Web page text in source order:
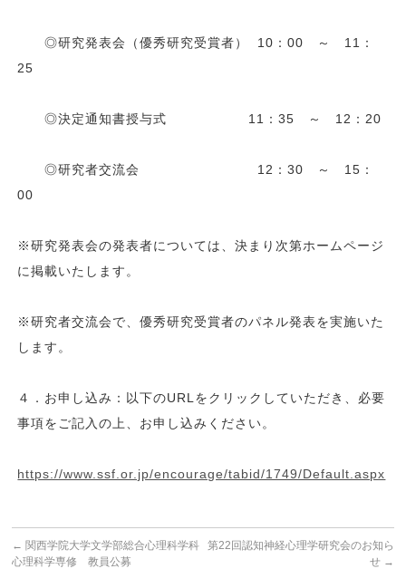
◎研究発表会（優秀研究受賞者） 10：00 ～ 11：
25
◎決定通知書授与式 11：35 ～ 12：20
◎研究者交流会 12：30 ～ 15：
00
※研究発表会の発表者については、決まり次第ホームページ
に掲載いたします。
※研究者交流会で、優秀研究受賞者のパネル発表を実施いた
します。
４．お申し込み：以下のURLをクリックしていただき、必要
事項をご記入の上、お申し込みください。
https://www.ssf.or.jp/encourage/tabid/1749/Default.aspx
← 関西学院大学文学部総合心理科学科
心理科学専修 教員公募
第22回認知神経心理学研究会のお知ら
せ →